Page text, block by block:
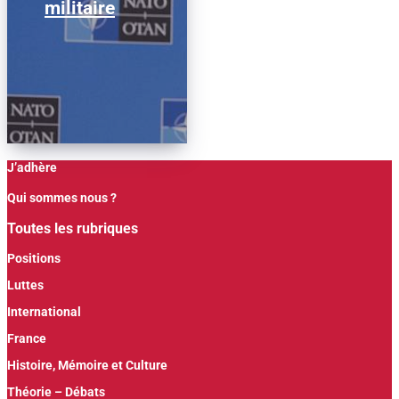
militaire
J’adhère
Qui sommes nous ?
Toutes les rubriques
Positions
Luttes
International
France
Histoire, Mémoire et Culture
Théorie – Débats